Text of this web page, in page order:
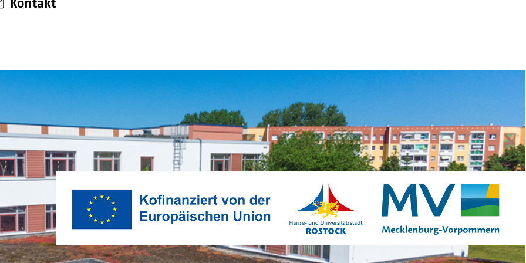
Kontakt